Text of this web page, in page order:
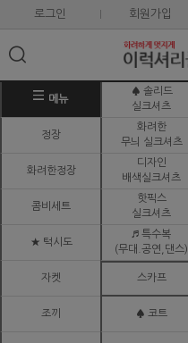
로그인 회원가입
메뉴
♠ 솔리드
실크셔츠
정장
화려한
무늬 실크셔츠
화려한정장
디자인
배색실크셔츠
콤비세트
핫픽스
실크셔츠
★ 턱시도
♬ 특수복
(무대.공연,댄스)
자켓 스카프
조끼 ♠ 코트